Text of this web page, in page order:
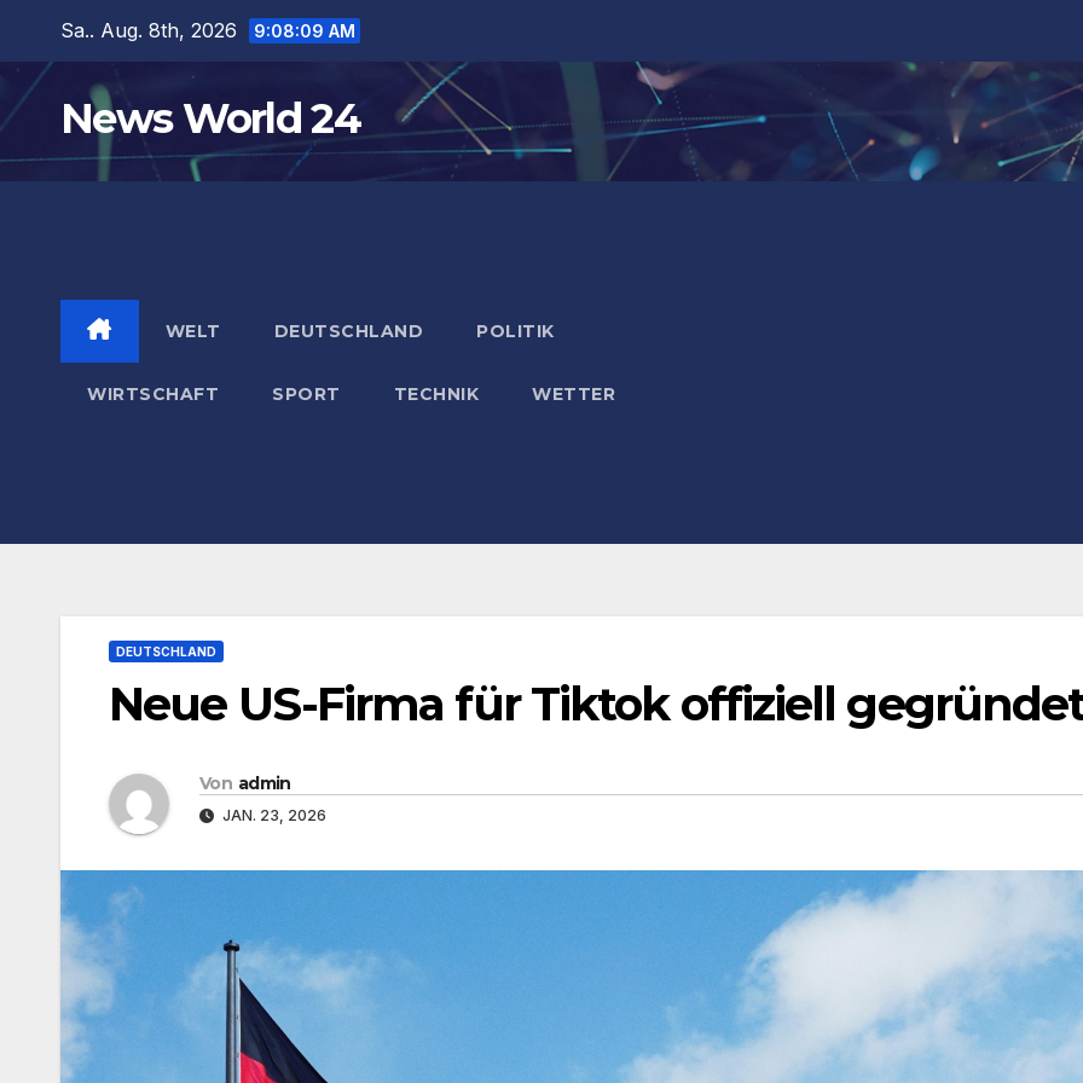
springen
Sa.. Aug. 8th, 2026 9:08:10 AM
News World 24
WELT DEUTSCHLAND POLITIK
WIRTSCHAFT SPORT TECHNIK WETTER
DEUTSCHLAND
Neue US-Firma für Tiktok offiziell
Von admin
JAN. 23, 2026